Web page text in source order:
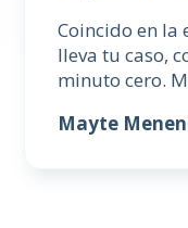
Coincido en la
lleva tu caso,
minuto cero.
Mayte